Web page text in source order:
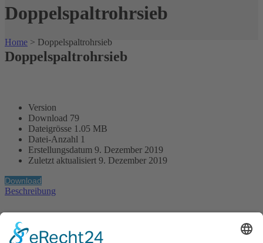
Doppelspaltrohrsieb
Home > Doppelspaltrohrsieb
Doppelspaltrohrsieb
Version
Download 79
Dateigrösse 1.05 MB
Datei-Anzahl 1
Erstellungsdatum 9. Dezember 2019
Zuletzt aktualisiert 9. Dezember 2019
Download
Beschreibung
Die G.A. KIESEL GmbH ist ein weltweit tätiges, mittelständisches